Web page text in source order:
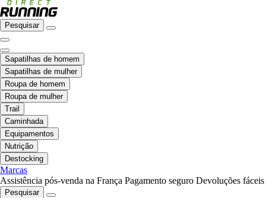
Pesquisar
Sapatilhas de homem
Sapatilhas de mulher
Roupa de homem
Roupa de mulher
Trail
Caminhada
Equipamentos
Nutrição
Destocking
Marcas
Assistência pós-venda na França Pagamento seguro Devoluções fáceis
Pesquisar